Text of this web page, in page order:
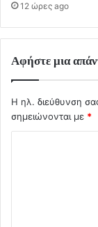
12 ώρες ago
Αφήστε μια
Η ηλ. διεύθυνση
σημειώνονται με *